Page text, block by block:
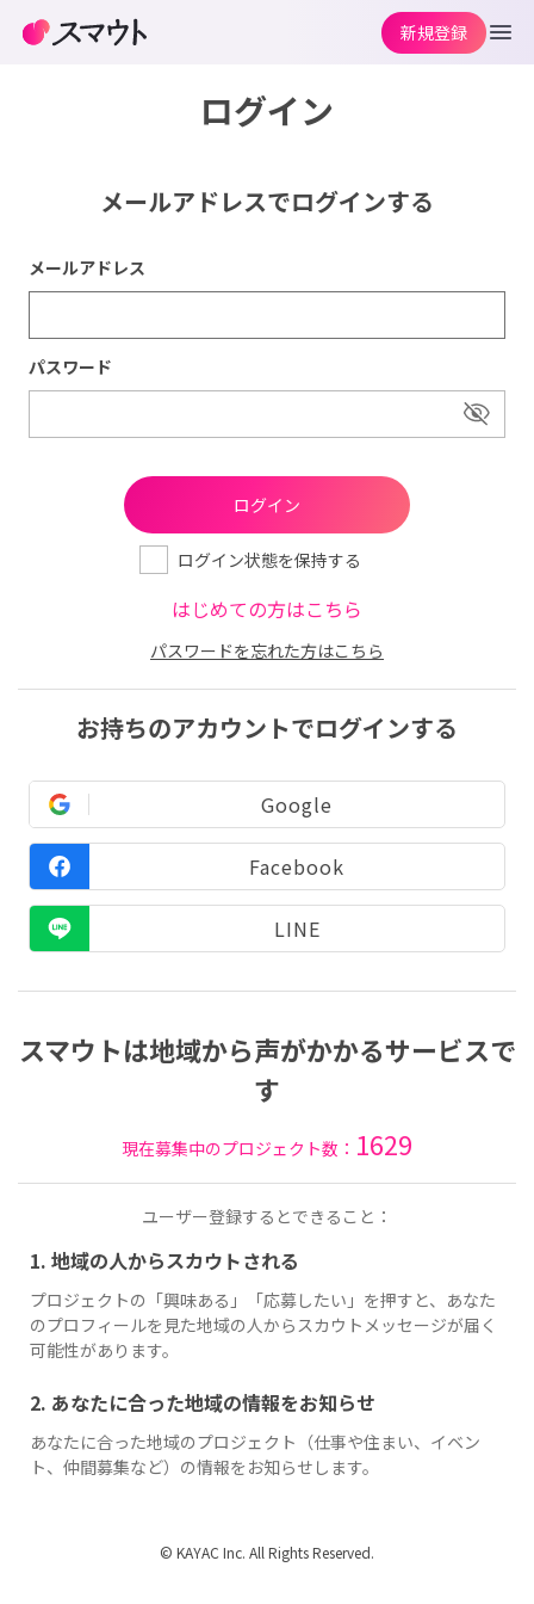
ログイン
メールアドレスでログインする
メールアドレス
パスワード
ログイン状態を保持する
はじめての方はこちら
パスワードを忘れた方はこちら
お持ちのアカウントでログインする
Google
Facebook
LINE
スマウトは地域から声がかかるサービスで
す
現在募集中のプロジェクト数： 1629
ユーザー登録するとできること：
1. 地域の人からスカウトされる
プロジェクトの「興味ある」「応募したい」を押すと、あなた
のプロフィールを見た地域の人からスカウトメッセージが届く
可能性があります。
2. あなたに合った地域の情報をお知らせ
あなたに合った地域のプロジェクト（仕事や住まい、イベン
ト、仲間募集など）の情報をお知らせします。
新規登録
© KAYAC Inc. All Rights Reserved.